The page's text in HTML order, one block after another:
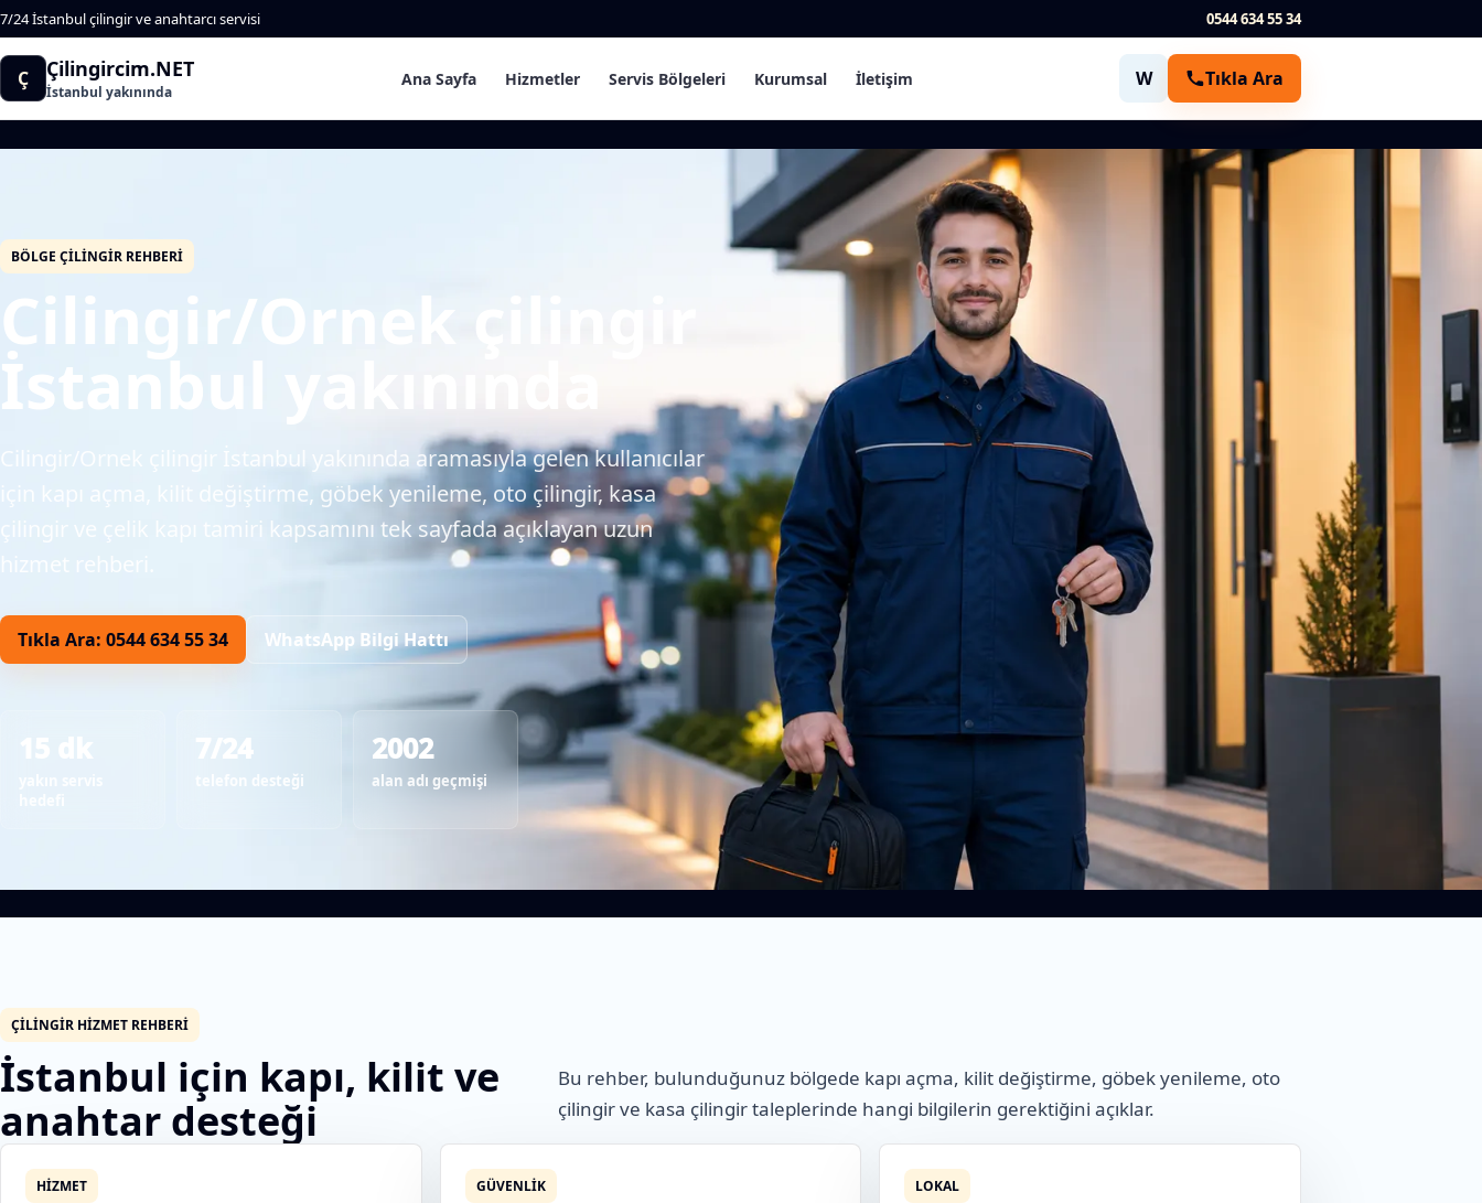
7/24 İstanbul çilingir ve anahtarcı servisi 0544 634 55 34
Ç Çilingircim.NET
İstanbul yakınında
Ana Sayfa Hizmetler Servis Bölgeleri Kurumsal İletişim W Tıkla Ara
BÖLGE ÇILINGIR REHBERI
Cilingir/Ornek çilingir
İstanbul yakınında
Cilingir/Ornek çilingir İstanbul yakınında aramasıyla gelen kullanıcılar
için kapı açma, kilit değiştirme, göbek yenileme, oto çilingir, kasa
çilingir ve çelik kapı tamiri kapsamını tek sayfada açıklayan uzun
hizmet rehberi.
Tıkla Ara: 0544 634 55 34 WhatsApp Bilgi Hattı
7/24
telefon desteği
2002
alan adı geçmişi
ÇILINGIR HIZMET REHBERI
İstanbul için kapı, kilit ve
anahtar desteği
Bu rehber, bulunduğunuz bölgede kapı açma, kilit değiştirme, göbek yenileme, oto
çilingir ve kasa çilingir taleplerinde hangi bilgilerin gerektiğini açıklar.
HIZMET GÜVENLIK LOKAL